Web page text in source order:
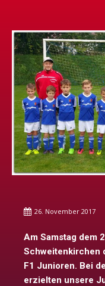
26. November 2017
Am Samstag dem
Schweitenkirchen
F1 Junioren. Bei
erzielten unsere